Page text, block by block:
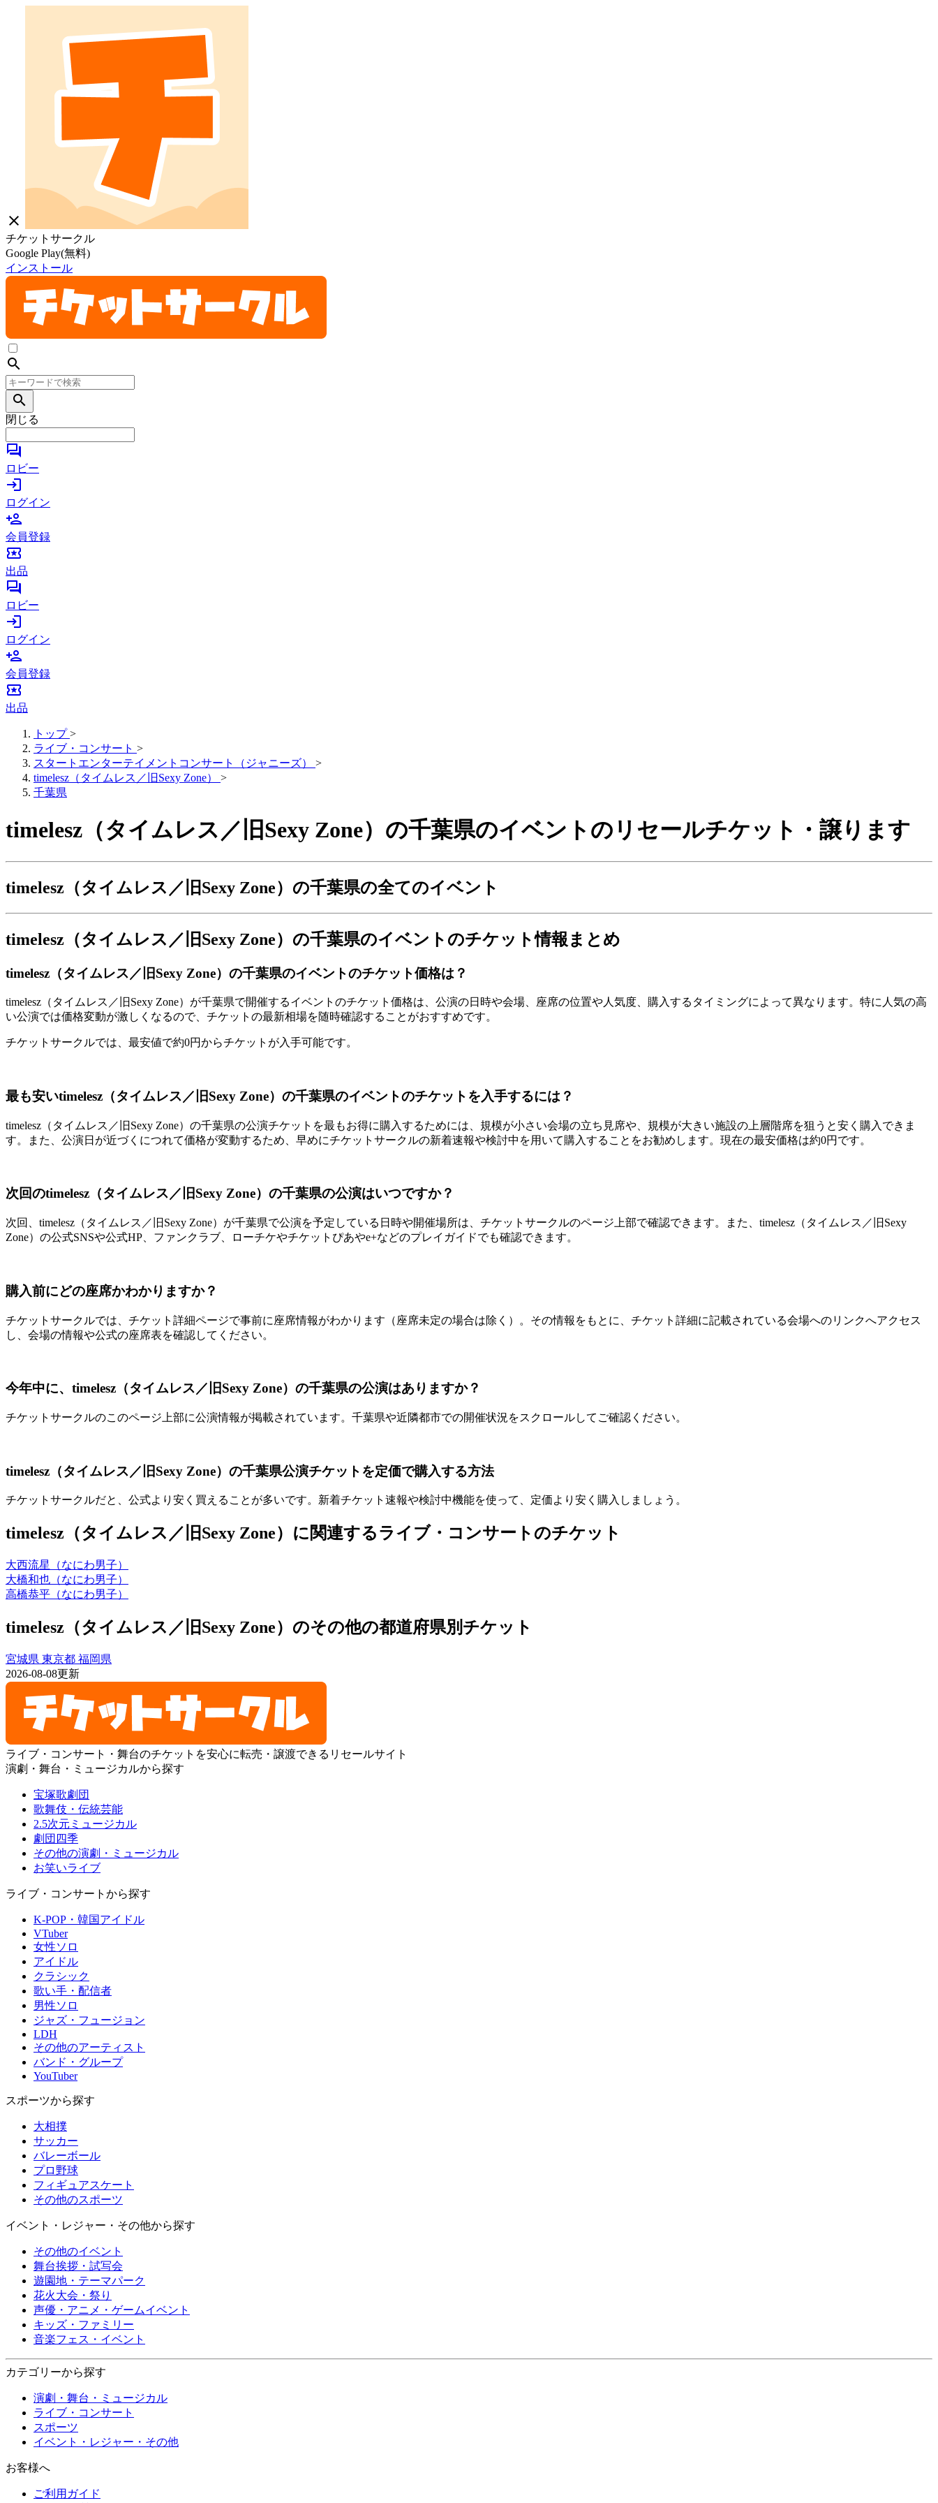
close
チケットサークル
Google Play(無料)
インストール
search
search
閉じる
forum
ロビー
login
ログイン
person_add
会員登録
local_activity
出品
forum
ロビー
login
ログイン
person_add
会員登録
local_activity
出品
トップ >
ライブ・コンサート >
スタートエンターテイメントコンサート（ジャニーズ）
>
timelesz（タイムレス／旧Sexy Zone）
>
千葉県
timelesz（タイムレス／旧Sexy Zone）の千葉県のイベントのリセールチケット・譲ります
timelesz（タイムレス／旧Sexy Zone）の千葉県の全てのイベント
timelesz（タイムレス／旧Sexy Zone）の千葉県のイベントのチケット情報まとめ
timelesz（タイムレス／旧Sexy Zone）の千葉県のイベントのチケット価格は？
timelesz（タイムレス／旧Sexy Zone）が千葉県で開催するイベントのチケット価格は、公演の日時や会場、座席の位置や人気度、購入するタイミングによって異なります。特に人気の高
い公演では価格変動が激しくなるので、チケットの最新相場を随時確認することがおすすめです。
チケットサークルでは、最安値で約0円からチケットが入手可能です。
最も安いtimelesz（タイムレス／旧Sexy Zone）の千葉県のイベントのチケットを入手するには？
timelesz（タイムレス／旧Sexy Zone）の千葉県の公演チケットを最もお得に購入するためには、規模が小さい会場の立ち見席や、規模が大きい施設の上層階席を狙うと安く購入できま
す。また、公演日が近づくにつれて価格が変動するため、早めにチケットサークルの新着速報や検討中を用いて購入することをお勧めします。現在の最安価格は約0円です。
次回のtimelesz（タイムレス／旧Sexy Zone）の千葉県の公演はいつですか？
次回、timelesz（タイムレス／旧Sexy Zone）が千葉県で公演を予定している日時や開催場所は、チケットサークルのページ上部で確認できます。また、timelesz（タイムレス／旧Sexy
Zone）の公式SNSや公式HP、ファンクラブ、ローチケやチケットぴあやe+などのプレイガイドでも確認できます。
購入前にどの座席かわかりますか？
チケットサークルでは、チケット詳細ページで事前に座席情報がわかります（座席未定の場合は除く）。その情報をもとに、チケット詳細に記載されている会場へのリンクへアクセス
し、会場の情報や公式の座席表を確認してください。
今年中に、timelesz（タイムレス／旧Sexy Zone）の千葉県の公演はありますか？
チケットサークルのこのページ上部に公演情報が掲載されています。千葉県や近隣都市での開催状況をスクロールしてご確認ください。
timelesz（タイムレス／旧Sexy Zone）の千葉県公演チケットを定価で購入する方法
チケットサークルだと、公式より安く買えることが多いです。新着チケット速報や検討中機能を使って、定価より安く購入しましょう。
timelesz（タイムレス／旧Sexy Zone）に関連するライブ・コンサートのチケット
大西流星（なにわ男子）
大橋和也（なにわ男子）
高橋恭平（なにわ男子）
timelesz（タイムレス／旧Sexy Zone）のその他の都道府県別チケット
宮城県 東京都 福岡県
2026-08-08更新
ライブ・コンサート・舞台のチケットを安心に転売・譲渡できるリセールサイト
演劇・舞台・ミュージカルから探す
宝塚歌劇団
歌舞伎・伝統芸能
2.5次元ミュージカル
劇団四季
その他の演劇・ミュージカル
お笑いライブ
ライブ・コンサートから探す
K-POP・韓国アイドル
VTuber
女性ソロ
アイドル
クラシック
歌い手・配信者
男性ソロ
ジャズ・フュージョン
LDH
その他のアーティスト
バンド・グループ
YouTuber
スポーツから探す
大相撲
サッカー
バレーボール
プロ野球
フィギュアスケート
その他のスポーツ
イベント・レジャー・その他から探す
その他のイベント
舞台挨拶・試写会
遊園地・テーマパーク
花火大会・祭り
声優・アニメ・ゲームイベント
キッズ・ファミリー
音楽フェス・イベント
カテゴリーから探す
演劇・舞台・ミュージカル
ライブ・コンサート
スポーツ
イベント・レジャー・その他
お客様へ
ご利用ガイド